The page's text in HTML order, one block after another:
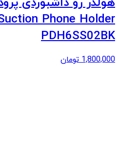
Phone Holder
PDH6SS02BK
1,800,000 تومان